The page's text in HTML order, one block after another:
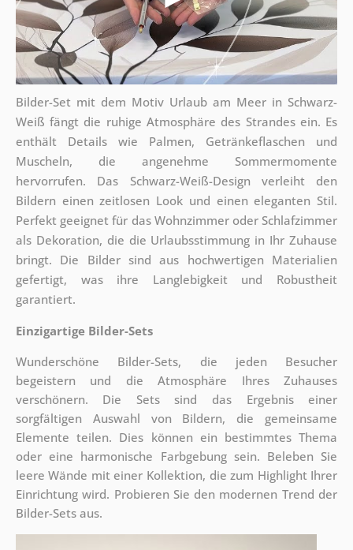
Bilder-Set mit dem Motiv Urlaub am Meer in Schwarz-
Weiß fängt die ruhige Atmosphäre des Strandes ein. Es
enthält Details wie Palmen, Getränkeflaschen und
Muscheln, die angenehme Sommermomente
hervorrufen. Das Schwarz-Weiß-Design verleiht den
Bildern einen zeitlosen Look und einen eleganten Stil.
Perfekt geeignet für das Wohnzimmer oder Schlafzimmer
als Dekoration, die die Urlaubsstimmung in Ihr Zuhause
bringt. Die Bilder sind aus hochwertigen Materialien
gefertigt, was ihre Langlebigkeit und Robustheit
garantiert.
Einzigartige Bilder-Sets
Wunderschöne Bilder-Sets, die jeden Besucher
begeistern und die Atmosphäre Ihres Zuhauses
verschönern. Die Sets sind das Ergebnis einer
sorgfältigen Auswahl von Bildern, die gemeinsame
Elemente teilen. Dies können ein bestimmtes Thema
oder eine harmonische Farbgebung sein. Beleben Sie
leere Wände mit einer Kollektion, die zum Highlight Ihrer
Einrichtung wird. Probieren Sie den modernen Trend der
Bilder-Sets aus.